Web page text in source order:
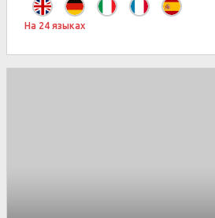
На 24 языках